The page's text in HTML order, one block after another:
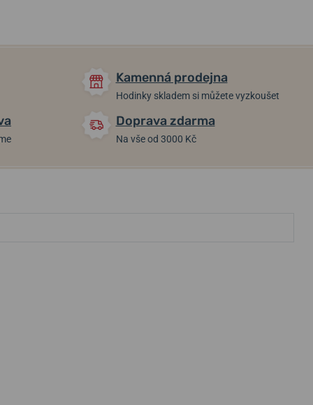
Kamenná prodejna
Hodinky skladem si můžete vyzkoušet
Doprava zdarma
Na vše od 3000 Kč